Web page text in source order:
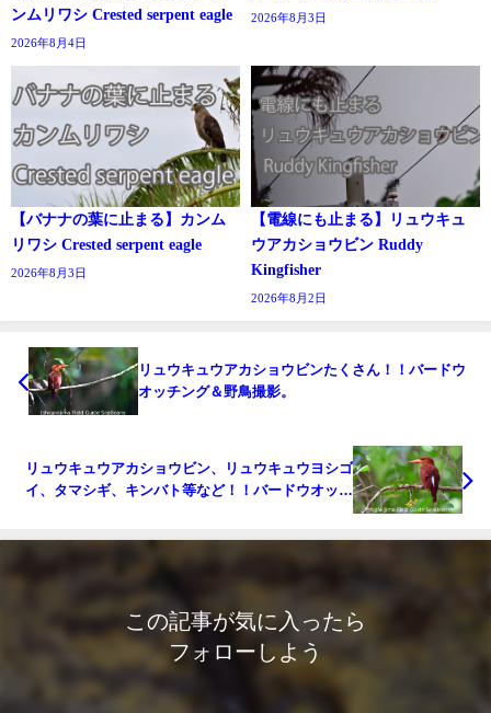
ンムリワシ Crested serpent eagle
2026年8月4日
2026年8月3日
【バナナの葉に止まる】カンム
リワシ Crested serpent eagle
2026年8月3日
【電線にも止まる】リュウキュ
ウアカショウビン Ruddy
Kingfisher
2026年8月2日
リュウキュウアカショウビンたくさん！！バードウ
オッチング＆野鳥撮影。
リュウキュウアカショウビン、リュウキュウヨシゴ
イ、タマシギ、キンバト等など！！バードウオッチ
この記事が気に入ったら
フォローしよう